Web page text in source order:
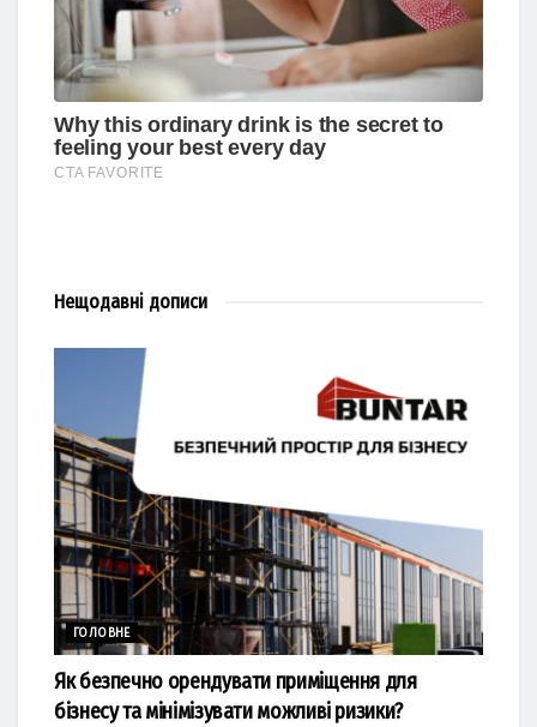
Нещодавні дописи
ГОЛОВНЕ
Як безпечно орендувати приміщення для
бізнесу та мінімізувати можливі ризики?